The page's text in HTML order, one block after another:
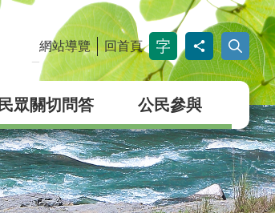
網站導覽 回首頁
民眾關切問答 公民參與